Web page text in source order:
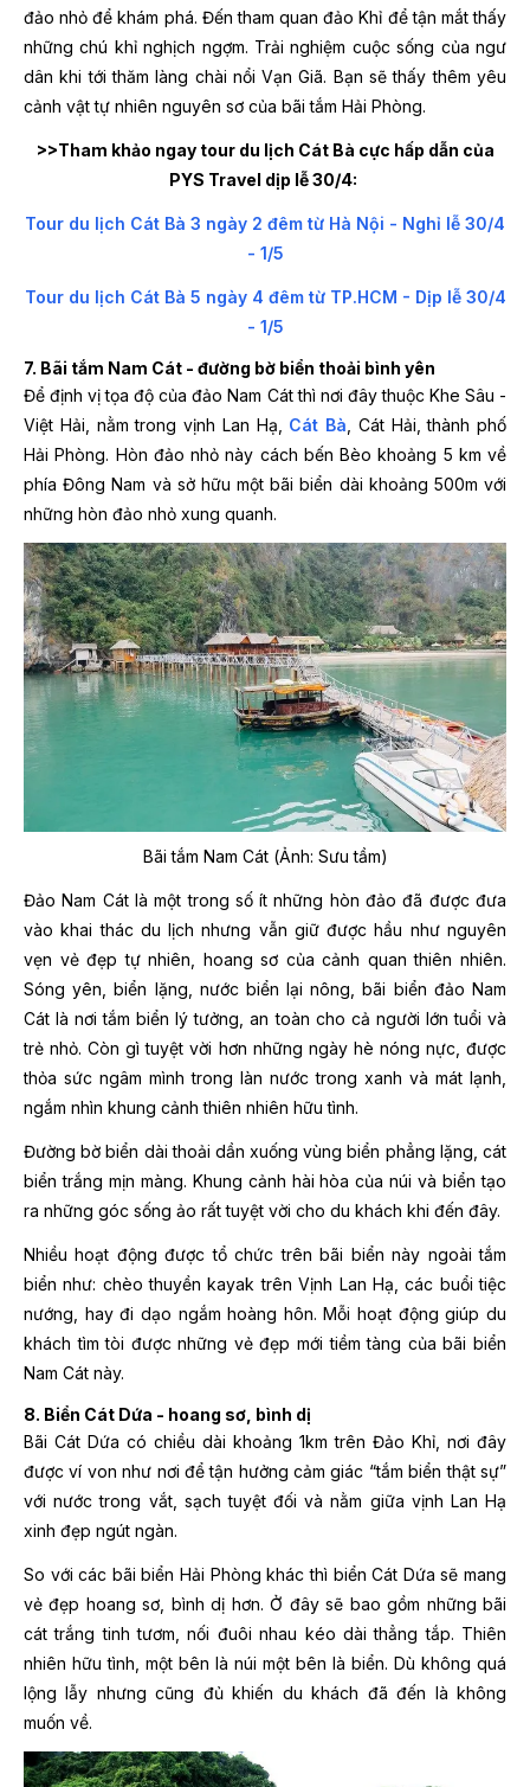
đảo nhỏ để khám phá. Đến tham quan đảo Khỉ để tận mắt thấy
những chú khỉ nghịch ngợm. Trải nghiệm cuộc sống của ngư
dân khi tới thăm làng chài nổi Vạn Giã. Bạn sẽ thấy thêm yêu
cảnh vật tự nhiên nguyên sơ của bãi tắm Hải Phòng.
>>Tham khảo ngay tour du lịch Cát Bà cực hấp dẫn của
PYS Travel dịp lễ 30/4:
Tour du lịch Cát Bà 3 ngày 2 đêm từ Hà Nội - Nghỉ lễ 30/4
- 1/5
Tour du lịch Cát Bà 5 ngày 4 đêm từ TP.HCM - Dịp lễ 30/4
- 1/5
7. Bãi tắm Nam Cát - đường bờ biển thoải bình yên
Để định vị tọa độ của đảo Nam Cát thì nơi đây thuộc Khe Sâu -
Việt Hải, nằm trong vịnh Lan Hạ, Cát Bà , Cát Hải, thành phố
Hải Phòng. Hòn đảo nhỏ này cách bến Bèo khoảng 5 km về
phía Đông Nam và sở hữu một bãi biển dài khoảng 500m với
những hòn đảo nhỏ xung quanh.
Bãi tắm Nam Cát (Ảnh: Sưu tầm)
Đảo Nam Cát là một trong số ít những hòn đảo đã được đưa
vào khai thác du lịch nhưng vẫn giữ được hầu như nguyên
vẹn vẻ đẹp tự nhiên, hoang sơ của cảnh quan thiên nhiên.
Sóng yên, biển lặng, nước biển lại nông, bãi biển đảo Nam
Cát là nơi tắm biển lý tưởng, an toàn cho cả người lớn tuổi và
trẻ nhỏ. Còn gì tuyệt vời hơn những ngày hè nóng nực, được
thỏa sức ngâm mình trong làn nước trong xanh và mát lạnh,
ngắm nhìn khung cảnh thiên nhiên hữu tình.
Đường bờ biển dài thoải dần xuống vùng biển phẳng lặng, cát
biển trắng mịn màng. Khung cảnh hài hòa của núi và biển tạo
ra những góc sống ảo rất tuyệt vời cho du khách khi đến đây.
Nhiều hoạt động được tổ chức trên bãi biển này ngoài tắm
biển như: chèo thuyền kayak trên Vịnh Lan Hạ, các buổi tiệc
nướng, hay đi dạo ngắm hoàng hôn. Mỗi hoạt động giúp du
khách tìm tòi được những vẻ đẹp mới tiềm tàng của bãi biển
Nam Cát này.
8. Biển Cát Dứa - hoang sơ, bình dị
Bãi Cát Dứa có chiều dài khoảng 1km trên Đảo Khỉ, nơi đây
được ví von như nơi để tận hưởng cảm giác “tắm biển thật sự”
với nước trong vắt, sạch tuyệt đối và nằm giữa vịnh Lan Hạ
xinh đẹp ngút ngàn.
So với các bãi biển Hải Phòng khác thì biển Cát Dứa sẽ mang
vẻ đẹp hoang sơ, bình dị hơn. Ở đây sẽ bao gồm những bãi
cát trắng tinh tươm, nối đuôi nhau kéo dài thẳng tắp. Thiên
nhiên hữu tình, một bên là núi một bên là biển. Dù không quá
lộng lẫy nhưng cũng đủ khiến du khách đã đến là không
muốn về.